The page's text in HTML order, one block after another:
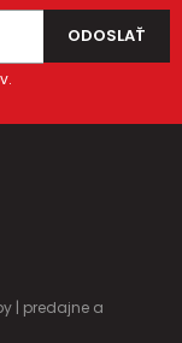
| predajne a